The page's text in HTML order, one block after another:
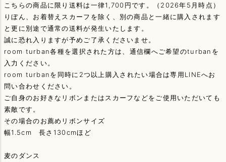
こちらの商品に限り送料は一律1,700円です。（2026年5月時点）
りぼん、お着替えスカーフを除く、別の商品と一緒に購入されます
と更に別途で通常の送料が発生いたします。
誠に恐れ入りますが予めご了承くださいませ。
room turban各種を選択された方は、通信欄へご希望のturbanを
入力ください。
room turbanを同時に2つ以上購入されたい場合は専用LINEへお
問い合わせください。
ご自身のお好きなリボンまたはスカーフなどをご使用いただいても
素敵です。
その場合のお薦めリボンサイズ
幅1.5cm 長さ130cmほど
麦のダンス